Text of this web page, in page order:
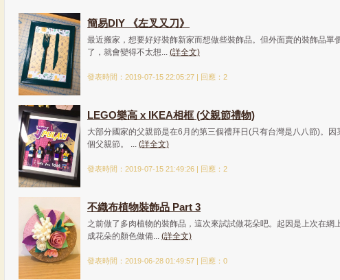
簡易DIY 《左叉又刀》
最近搬家，想要好好裝飾新家而想做些裝飾品。但外面賣的裝飾品單
了，就會變得不太想... (詳全文)
發表時間：2019-07-15 22:05:27 | 回應：2
LEGO樂高 x IKEA相框 (父親節禮物)
大部分國家的父親節是在6月的第三個禮拜日(只有台灣是八八節)。
個父親節。 ... (詳全文)
發表時間：2019-07-15 21:49:26 | 回應：2
不織布植物裝飾品 Part 3
之前做了多肉植物的裝飾品，這次來試試做花朵吧。起因是上次在網
成花朵的顏色做備... (詳全文)
發表時間：2019-06-28 01:49:57 | 回應：0